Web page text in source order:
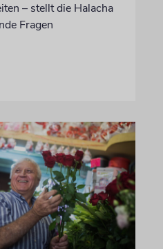
– stellt die Halacha
Fragen